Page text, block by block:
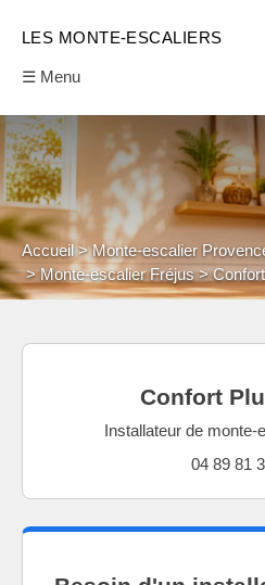
LES MONTE-ESCALIERS
☰ Menu
Accueil
Monte-escalier
Monte-escalier Fréjus
Confort
Installateur de monte-
04 89 81